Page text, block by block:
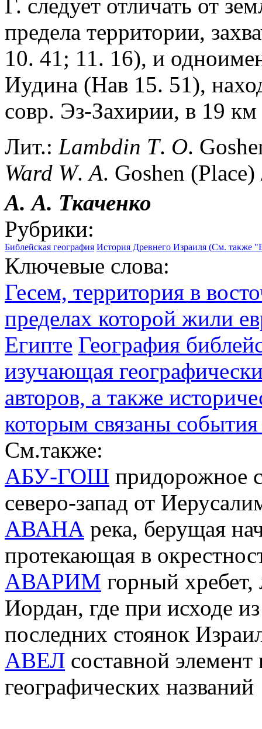
Г. следует отличать от
предела территории,
10. 41; 11. 16), и
Иудина (Нав 15. 51),
совр. Эз-Захирии, в 19
Лит.: Lambdin T. O.
Ward W.A. Goshen
А. А. Ткаченко
Рубрики:
Библейская география История Древнего Израиля (См. также
Ключевые слова:
Гесем, территория в
пределах которой жили
Египте География
изучающая
авторов, а также
которым связаны
См.также:
АБУ-ГОШ придорожное
северо-запад от
АВАНА река, берущая
протекающая в
АВАРИМ горный
Иордан, где при исходе
последних стоянок
АВЕЛ составной
географических названий